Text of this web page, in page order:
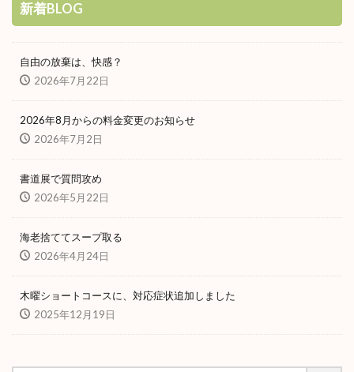
新着BLOG
自由の放棄は、快感？
2026年7月22日
2026年8月からの料金変更のお知らせ
2026年7月2日
書道展で質問攻め
2026年5月22日
海老捨ててスープ取る
2026年4月24日
木曜ショートコースに、対応症状追加しました
2025年12月19日